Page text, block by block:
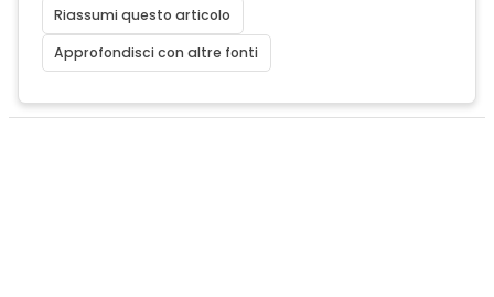
Riassumi questo articolo
Approfondisci con altre fonti